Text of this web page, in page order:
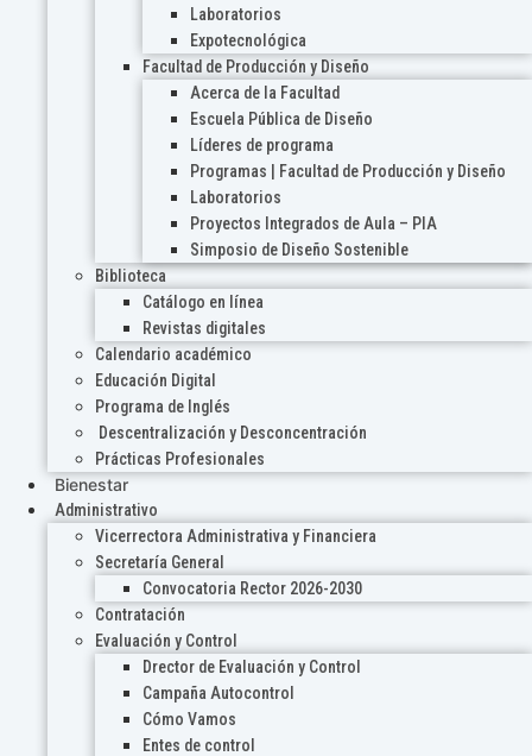
Laboratorios
Expotecnológica
Facultad de Producción y Diseño
Acerca de la Facultad
Escuela Pública de Diseño
Líderes de programa
Programas | Facultad de Producción y Diseño
Laboratorios
Proyectos Integrados de Aula – PIA
Simposio de Diseño Sostenible
Biblioteca
Catálogo en línea
Revistas digitales
Calendario académico
Educación Digital
Programa de Inglés
Descentralización y Desconcentración
Prácticas Profesionales
Bienestar
Administrativo
Vicerrectora Administrativa y Financiera
Secretaría General
Convocatoria Rector 2026-2030
Contratación
Evaluación y Control
Drector de Evaluación y Control
Campaña Autocontrol
Cómo Vamos
Entes de control